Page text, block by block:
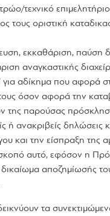
τεχνικό
τους οριστική
εκκαθάριση, παύση
αναγκαστικής
για αδίκημα που αφορά
όσον αφορά την
παρούσας
ή ανακριβείς
και την είσπραξη
αυτό, εφόσον η
δικαίωμα αποζημίωσής
τα